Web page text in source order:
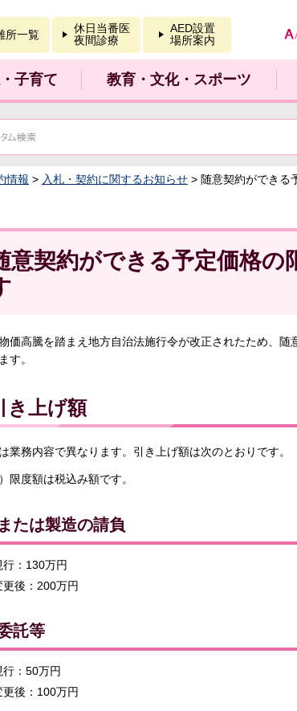
所一覧
休日当番医
夜間診療
AED設置
場所案内
子育て 教育・文化・スポーツ
情報 > 入札・契約に関するお知らせ > 随意契約ができる
意契約ができる予定価格の
価高騰を踏まえ地方自治法施行令が改正されたため、随
す。
き上げ額
業務内容で異なります。引き上げ額は次のとおりです。
限度額は税込み額です。
たは製造の請負
行：130万円
更後：200万円
託等
行：50万円
更後：100万円